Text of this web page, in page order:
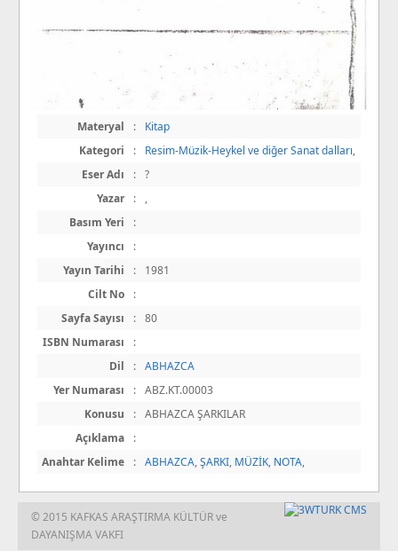
Materyal :
Kitap
Kategori
: Resim-Müzik-Heykel ve diğer Sanat dalları,
Eser Adı
: ?
Yazar
:
,
Basım Yeri
:
Yayıncı
:
Yayın Tarihi
:
1981
Cilt No
:
Sayfa Sayısı
: 80
ISBN Numarası
:
Dil
: ABHAZCA
Yer Numarası
: ABZ.KT.00003
Konusu
: ABHAZCA ŞARKILAR
Açıklama
:
Anahtar Kelime
: ABHAZCA,ŞARKI, MÜZİK, NOTA,
© 2015 KAFKAS ARAŞTIRMA KÜLTÜR ve
DAYANIŞMA VAKFI